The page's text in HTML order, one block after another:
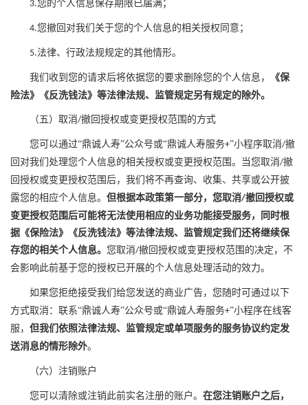
3.您的个人信息保存期限已届满；
4.您撤回对我们关于您的个人信息的相关授权同意；
5.法律、行政法规规定的其他情形。
我们 收到您的请求后将依据您的要求删除您的个人信息，
《保
险法》《反洗钱法》等法律法规、监管规定另有规定的除外。
（五）取消/撤回 授权或变更授权范围的方式
您可以通过“鼎诚人寿”公众号或“鼎诚人寿服务+”小程序取消/撤
回对我们处理您个人信息的相关授权或变更授权范围。当您取消/撤
回 授权或变更授权范围后，我们将不再查询、收集、共享或公开披
露您的相应个人信息。 但根据本政策第一部分，您取消/撤回授权或
变更授权范围后可能将无法使用相应的业务功能接受服务，同时根
据《保险法》《反洗钱法》等法律法规、监管规定我们还将继续保
存您的相关个人信息。 您取消/撤回 授权或变更授权范围 的决定，不
会影响此前基于您的授权 已开展的个人信息处理活动的效力。
如果您拒绝接受我们给您发送的商业广告，您随时可通过以下
方式取消：联系“鼎诚人寿”公众号或“鼎诚人寿服务+”小程序在线客
服， 但我们依照法律法规、监管规定或单项服务的服务协议约定发
送消息的情形除外。
（六）注销账户
您可以清除或注销此前实名 注册的账户。 在您注销账户之后，